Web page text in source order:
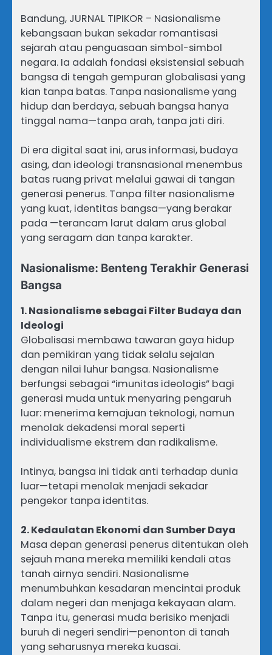
Bandung, JURNAL TIPIKOR – Nasionalisme
kebangsaan bukan sekadar romantisasi
sejarah atau penguasaan simbol-simbol
negara. Ia adalah fondasi eksistensial sebuah
bangsa di tengah gempuran globalisasi yang
kian tanpa batas. Tanpa nasionalisme yang
hidup dan berdaya, sebuah bangsa hanya
tinggal nama—tanpa arah, tanpa jati diri.
Di era digital saat ini, arus informasi, budaya
asing, dan ideologi transnasional menembus
batas ruang privat melalui gawai di tangan
generasi penerus. Tanpa filter nasionalisme
yang kuat, identitas bangsa—yang berakar
pada —terancam larut dalam arus global
yang seragam dan tanpa karakter.
Nasionalisme: Benteng Terakhir Generasi
Bangsa
1. Nasionalisme sebagai Filter Budaya dan
Ideologi
Globalisasi membawa tawaran gaya hidup
dan pemikiran yang tidak selalu sejalan
dengan nilai luhur bangsa. Nasionalisme
berfungsi sebagai “imunitas ideologis” bagi
generasi muda untuk menyaring pengaruh
luar: menerima kemajuan teknologi, namun
menolak dekadensi moral seperti
individualisme ekstrem dan radikalisme.
Intinya, bangsa ini tidak anti terhadap dunia
luar—tetapi menolak menjadi sekadar
pengekor tanpa identitas.
2. Kedaulatan Ekonomi dan Sumber Daya
Masa depan generasi penerus ditentukan oleh
sejauh mana mereka memiliki kendali atas
tanah airnya sendiri. Nasionalisme
menumbuhkan kesadaran mencintai produk
dalam negeri dan menjaga kekayaan alam.
Tanpa itu, generasi muda berisiko menjadi
buruh di negeri sendiri—penonton di tanah
yang seharusnya mereka kuasai.